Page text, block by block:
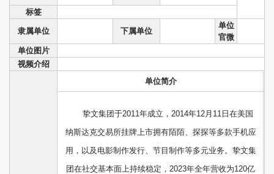
标签
隶属单位 下属单位
单位
官微
单位图片
视频介绍
单位简介
挚文集团于2011年成立，2014年12月11日在美国
纳斯达克交易所挂牌上市拥有陌陌、探探等多款手机应
用，以及电影制作发行、节目制作等多元业务。挚文集
团在社交基本面上持续稳定，2023年全年营收为120亿